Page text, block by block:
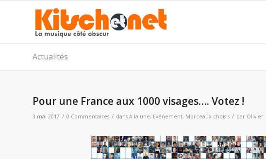
Actualités
Pour une France aux 1000 visages…. Votez !
3 mai 2017 / 0 Commentaires / dans A la une, Evénement, Morceaux choisis / par Olivier